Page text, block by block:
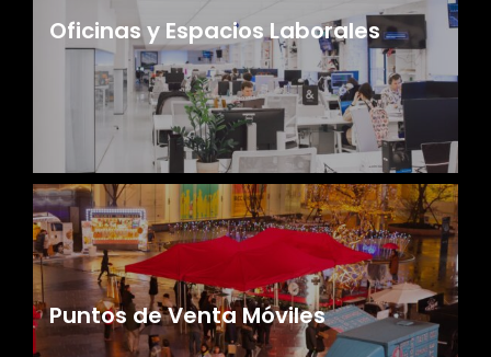
Oficinas y Espacios Laborales
Puntos de Venta Móviles